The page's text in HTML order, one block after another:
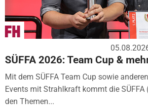
SÜFFA 2026: Team Cup &
Mit dem SÜFFA Team Cup sowie
Events mit Strahlkraft kommt die SÜFFA
den Themen...